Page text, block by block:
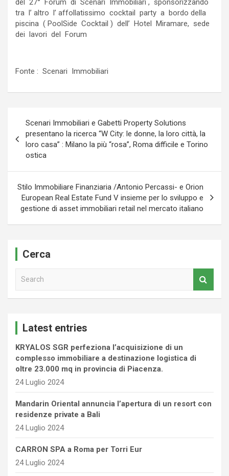
tra l’ altro l’ affollatissimo cocktail party a bordo della
piscina ( PoolSide Cocktail ) dell’ Hotel Miramare, sede
dei lavori del Forum
Fonte : Scenari Immobiliari
articoli
Scenari Immobiliari e Gabetti Property Solutions
presentano la ricerca “W City: le donne, la loro città, la
loro casa” : Milano la più “rosa”, Roma difficile e Torino
ostica
Stilo Immobiliare Finanziaria /Antonio Percassi- e Orion
European Real Estate Fund V insieme per lo sviluppo e
gestione di asset immobiliari retail nel mercato italiano
Cerca
Latest entries
KRYALOS SGR perfeziona l’acquisizione di un
complesso immobiliare a destinazione logistica di
oltre 23.000 mq in provincia di Piacenza.
24 Luglio 2024
Mandarin Oriental annuncia l’apertura di un resort con
residenze private a Bali
24 Luglio 2024
CARRON SPA a Roma per Torri Eur
24 Luglio 2024